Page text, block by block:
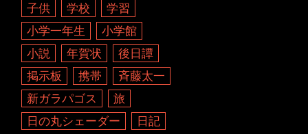
子供
学校
学習
小学一年生
小学館
小説
年賀状
後日譚
掲示板
携帯
斉藤太一
新ガラパゴス
旅
日の丸シェーダー
日記